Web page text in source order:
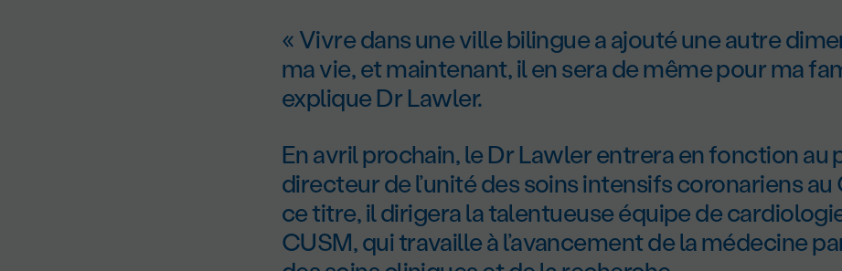
« Vivre dans une ville bilingue a ajouté une autre
ma vie, et maintenant, il en sera de même pour ma
explique Dr Lawler.
En avril prochain, le Dr Lawler entrera en fonction au
directeur de l’unité des soins intensifs coronariens au
ce titre, il dirigera la talentueuse équipe de
CUSM, qui travaille à l’avancement de la médecine